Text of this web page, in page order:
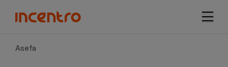
Asefa